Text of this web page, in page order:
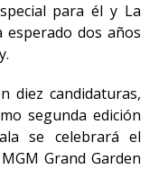
para él y La
dos años
diez candidaturas,
segunda edición
se celebrará el
Grand Garden